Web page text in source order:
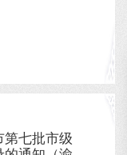
第七批市级